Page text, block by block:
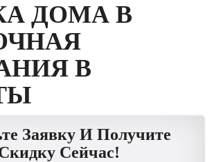
ДОМА В
В
Заявку И Получите
Сейчас!